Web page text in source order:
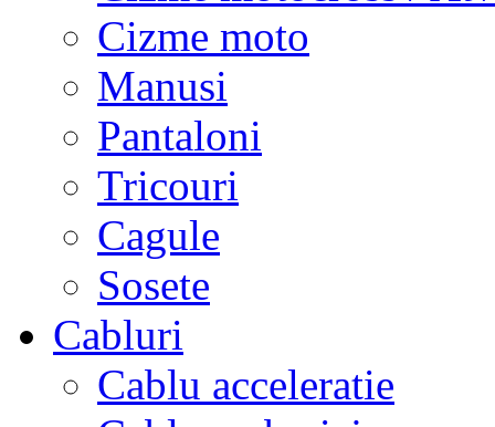
Cizme moto
Manusi
Pantaloni
Tricouri
Cagule
Sosete
Cabluri
Cablu acceleratie